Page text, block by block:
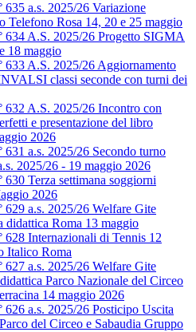
635 a.s. 2025/26 Variazione
Telefono Rosa 14, 20 e 25 maggio
634 A.S. 2025/26 Progetto SIGMA
18 maggio
633 A.S. 2025/26 Aggiornamento
classi seconde con turni dei
632 A.S. 2025/26 Incontro con
e presentazione del libro
2026
631 a.s. 2025/26 Secondo turno
2025/26 - 19 maggio 2026
630 Terza settimana soggiorni
2026
629 a.s. 2025/26 Welfare Gite
didattica Roma 13 maggio
628 Internazionali di Tennis 12
Italico Roma
627 a.s. 2025/26 Welfare Gite
Parco Nazionale del Circeo
14 maggio 2026
626 a.s. 2025/26 Posticipo Uscita
del Circeo e Sabaudia Gruppo